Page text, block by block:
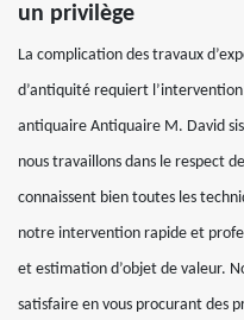
un privilège
La complication des travaux
d’antiquité requiert
antiquaire Antiquaire M. David
nous travaillons dans le respect
connaissent bien toutes les
notre intervention rapide et
et estimation d’objet de valeur.
satisfaire en vous procurant des